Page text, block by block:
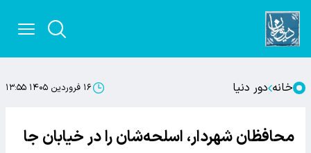
خانه دور دنیا ۱۶ فروردین ۱۴۰۵ ۱۳:۵۵
محافظان شهردار، اسلحه‌شان را در خیابان جا